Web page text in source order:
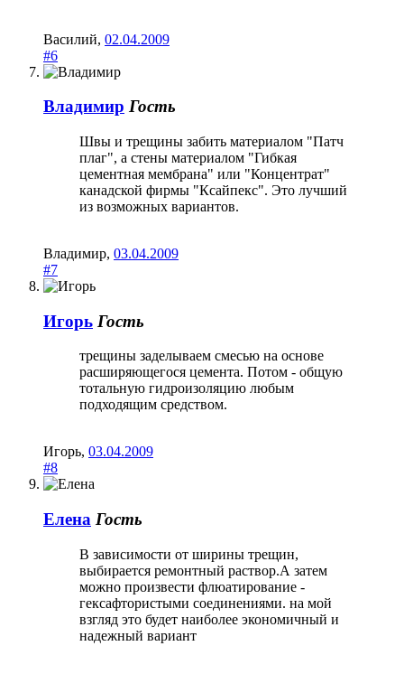
Василий, 02.04.2009
#6
Владимир Гость
Швы и трещины забить материалом "Патч
плаг", а стены материалом "Гибкая
цементная мембрана" или "Концентрат"
канадской фирмы "Ксайпекс". Это лучший
из возможных вариантов.
Владимир, 03.04.2009
#7
Игорь Гость
трещины заделываем смесью на основе
расширяющегося цемента. Потом - общую
тотальную гидроизоляцию любым
подходящим средством.
Игорь, 03.04.2009
#8
Елена Гость
В зависимости от ширины трещин,
выбирается ремонтный раствор.А затем
можно произвести флюатирование -
гексафтористыми соединениями. на мой
взгляд это будет наиболее экономичный и
надежный вариант